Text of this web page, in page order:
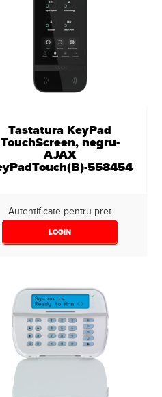
Tastatura KeyPad
TouchScreen, negru-
AJAX
558454
Autentificate pentru pret
LOGIN